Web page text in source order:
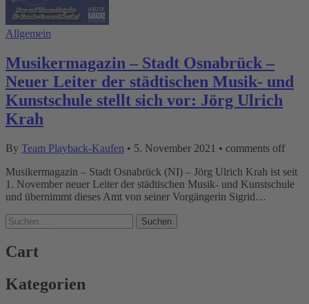
Allgemein
Musikermagazin – Stadt Osnabrück –
Neuer Leiter der städtischen Musik- und
Kunstschule stellt sich vor: Jörg Ulrich
Krah
By Team Playback-Kaufen • 5. November 2021 • comments off
Musikermagazin – Stadt Osnabrück (NI) – Jörg Ulrich Krah ist seit
1. November neuer Leiter der städtischen Musik- und Kunstschule
und übernimmt dieses Amt von seiner Vorgängerin Sigrid…
Suchen
nach:
Cart
Kategorien